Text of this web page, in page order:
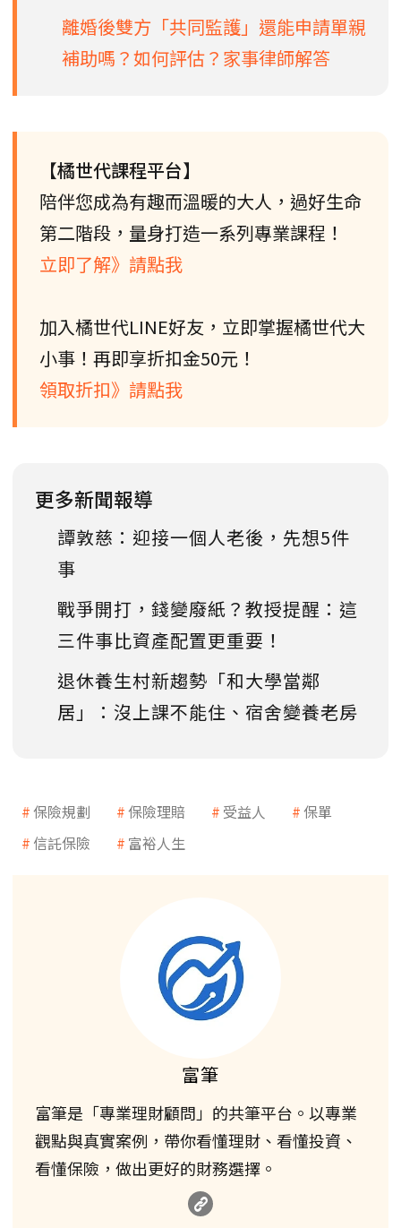
離婚後雙方「共同監護」還能申請單親
補助嗎？如何評估？家事律師解答
【橘世代課程平台】
陪伴您成為有趣而溫暖的大人，過好生命
第二階段，量身打造一系列專業課程！
立即了解》請點我
加入橘世代LINE好友，立即掌握橘世代大
小事！再即享折扣金50元！
領取折扣》請點我
更多新聞報導
譚敦慈：迎接一個人老後，先想5件
事
戰爭開打，錢變廢紙？教授提醒：這
三件事比資產配置更重要！
退休養生村新趨勢「和大學當鄰
居」：沒上課不能住、宿舍變養老房
保險規劃 保險理賠 受益人
保單
信託保險
富裕人生
富筆
富筆是「專業理財顧問」的共筆平台。以專業
觀點與真實案例，帶你看懂理財、看懂投資、
看懂保險，做出更好的財務選擇。